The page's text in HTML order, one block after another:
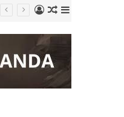
Random
Article
Log
In